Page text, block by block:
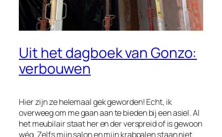
Uit het dagboek van Gonzo:
verbouwen
Hier zijn ze helemaal gek geworden! Echt, ik
overweeg om me gaan aan te bieden bij een asiel. Al
het meubilair staat her en der verspreid of is gewoon
wég. Zelfs mijn salon en mijn krabpalen staan niet